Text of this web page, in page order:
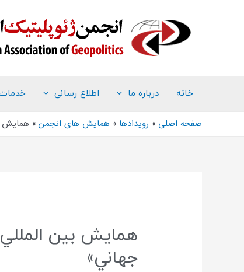
خانه درباره ما اطلاع رسانی
صفحه اصلی رویدادها همایش های انجمن همايش
همايش بين
جهاني»